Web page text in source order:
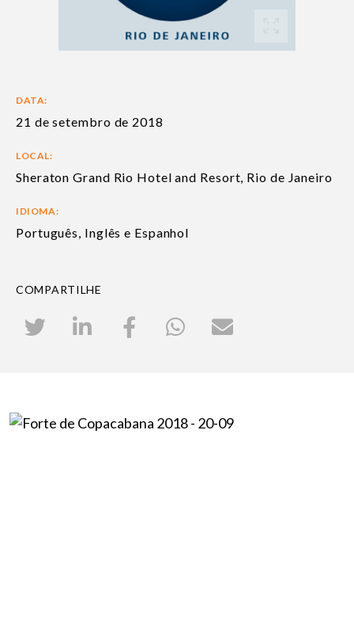
DATA:
21 de setembro de 2018
LOCAL:
Sheraton Grand Rio Hotel and Resort, Rio de Janeiro
IDIOMA:
Português, Inglês e Espanhol
COMPARTILHE